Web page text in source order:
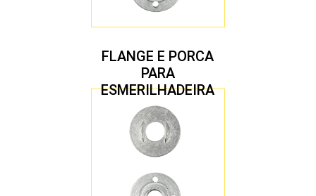
FLANGE E PORCA
PARA
ESMERILHADEIRA
4.1/2″ 22,23 MM